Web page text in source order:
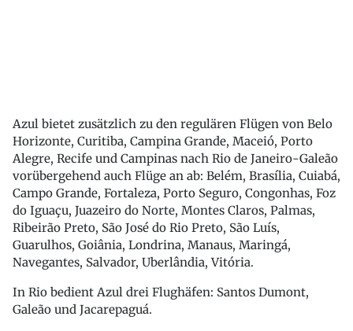
Azul bietet zusätzlich zu den regulären Flügen von Belo
Horizonte, Curitiba, Campina Grande, Maceió, Porto
Alegre, Recife und Campinas nach Rio de Janeiro-Galeão
vorübergehend auch Flüge an ab: Belém, Brasília, Cuiabá,
Campo Grande, Fortaleza, Porto Seguro, Congonhas, Foz
do Iguaçu, Juazeiro do Norte, Montes Claros, Palmas,
Ribeirão Preto, São José do Rio Preto, São Luís,
Guarulhos, Goiânia, Londrina, Manaus, Maringá,
Navegantes, Salvador, Uberlândia, Vitória.
In Rio bedient Azul drei Flughäfen: Santos Dumont,
Galeão und Jacarepaguá.